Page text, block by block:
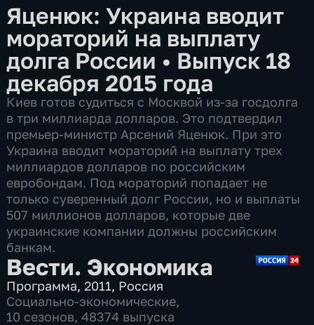
Яценюк: Украина вводит
мораторий на выплату
долга России • Выпуск 18
декабря 2015 года
Киев готов судиться с Москвой из-за госдолга
в три миллиарда долларов. Это подтвердил
премьер-министр Арсений Яценюк. При это
Украина вводит мораторий на выплату трех
миллиардов долларов по российским
евробондам. Под мораторий попадает не
только суверенный долг России, но и выплаты
507 миллионов долларов, которые две
украинские компании должны российским
банкам.
Вести. Экономика
Программа,2011, Россия
Социально-экономические,
10 сезонов, 48374 выпуска